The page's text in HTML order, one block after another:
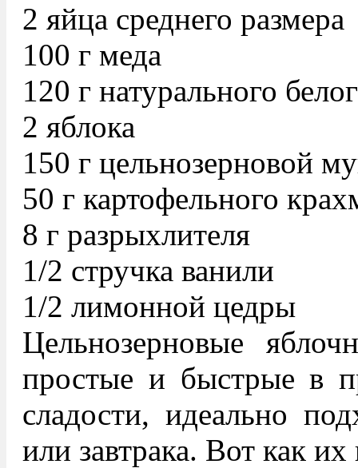
2 яйца среднего размера
100 г меда
120 г натурального
2 яблока
150 г цельнозерновой
50 г картофельного
8 г разрыхлителя
1/2 стручка ванили
1/2 лимонной цедры
Цельнозерновые
простые и быстрые в
сладости, идеально
или завтрака. Вот как